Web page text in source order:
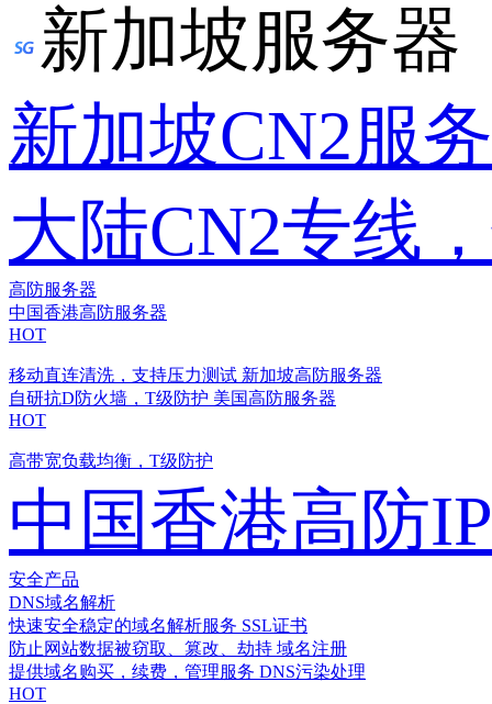
新加坡服务器
新加坡CN2服
大陆CN2专线
高防服务器
中国香港高防服务器
HOT
移动直连清洗，支持压力测试 新加坡高防服务器
自研抗D防火墙，T级防护 美国高防服务器
HOT
高带宽负载均衡，T级防护
中国香港高防IP
安全产品
DNS域名解析
快速安全稳定的域名解析服务 SSL证书
防止网站数据被窃取、篡改、劫持 域名注册
提供域名购买，续费，管理服务 DNS污染处理
HOT